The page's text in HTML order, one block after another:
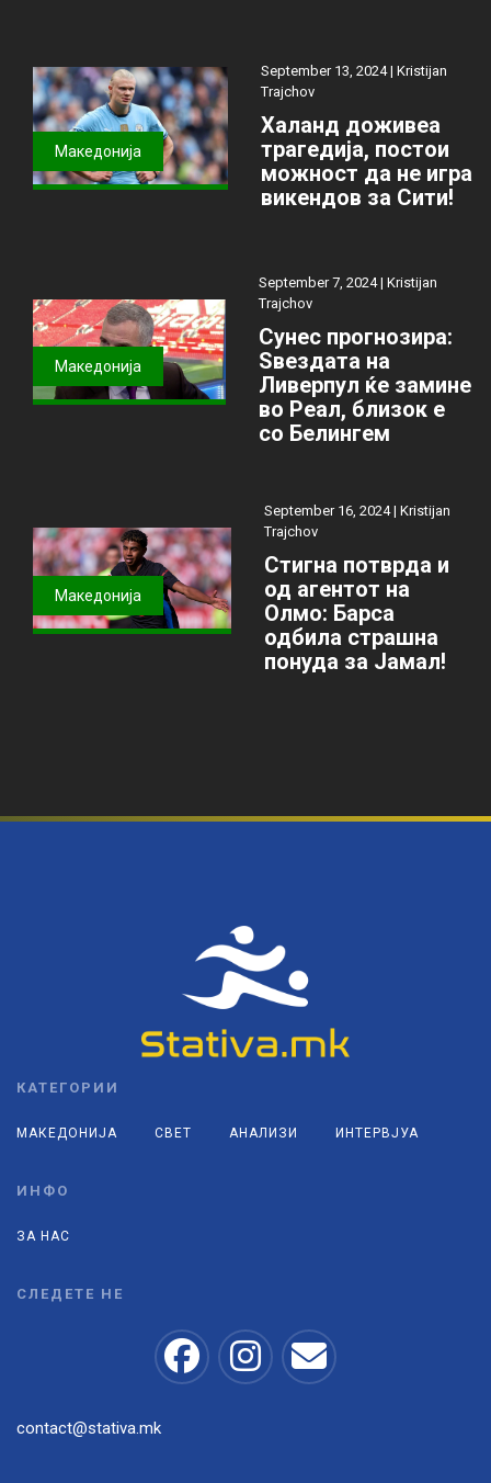
Македонија
September 13, 2024 | Kristijan
Trajchov
Халанд доживеа
трагедија, постои
можност да не игра
викендов за Сити!
Македонија
September 7, 2024 |Kristijan
Trajchov
Сунес прогнозира:
Ѕвездата на
Ливерпул ќе замине
во Реал, близок е
со Белингем
Македонија
September 16, 2024 | Kristijan
Trajchov
Стигна потврда и
од агентот на
Олмо: Барса
одбила страшна
понуда за Јамал!
КАТЕГОРИИ
МАКЕДОНИЈА СВЕТ АНАЛИЗИ ИНТЕРВЈУА
ИНФО
ЗА НАС
СЛЕДЕТЕ НЕ
contact@stativa.mk